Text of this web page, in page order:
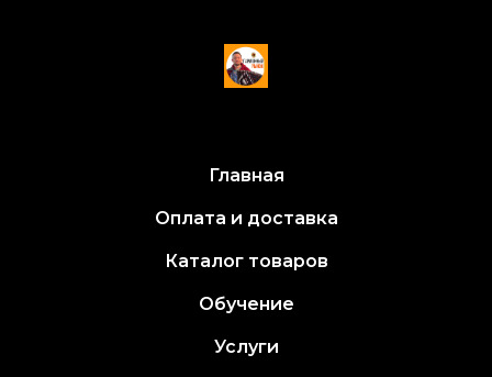
Главная
Оплата и доставка
Каталог товаров
Обучение
Услуги